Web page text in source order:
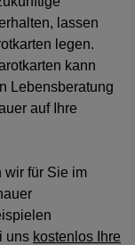
lassen
legen.
kann
Lebensberatung
auf Ihre
wir für Sie im
uns kostenlos Ihre